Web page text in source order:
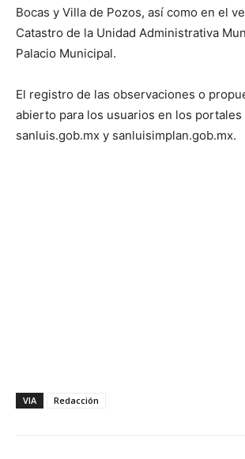
Bocas y Villa de Pozos, así como en el
Catastro de la Unidad Administrativa
Palacio Municipal.
El registro de las observaciones o
abierto para los usuarios en los
sanluis.gob.mx y sanluisimplan.gob.mx.
VIA Redacción